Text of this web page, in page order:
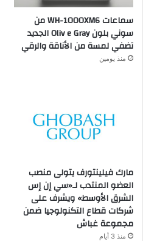
سماعات WH-1000XM6 من
سوني بلون Oliv e Gray الجديد
تضفي لمسة من الأناقة والرقي
منذ يومين
مارك فيلينتورف يتولى منصب
العضو المنتدب لـ«سي إن إس
الشرق الأوسط» ويشرف على
شركات قطاع التكنولوجيا ضمن
مجموعة غباش
منذ 3 أيام